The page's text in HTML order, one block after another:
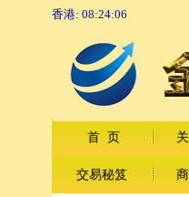
香港: 08:24:06
首 页
交易秘笈